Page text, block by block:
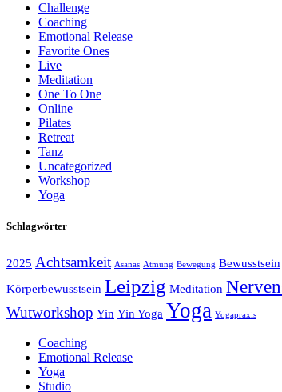
Challenge
Coaching
Emotional Release
Favorite Ones
Live
Meditation
One To One
Online
Pilates
Retreat
Tanz
Uncategorized
Workshop
Yoga
Schlagwörter
2025 Achtsamkeit Asanas Atmung Bewegung Bewusstsein
Körperbewusstsein Leipzig Meditation
Wutworkshop Yin Yin Yoga Yoga Yogapraxis
Coaching
Emotional Release
Yoga
Studio